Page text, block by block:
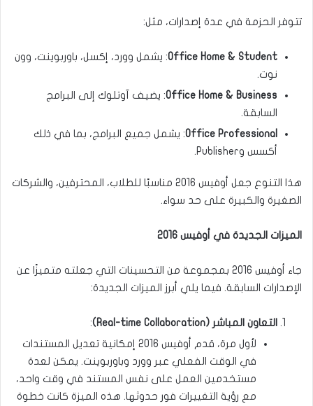
تتوفر الحزمة في عدة إصدارات، مثل:
Office Home & Student: يشمل وورد، إكسل، باوربوينت، وون
نوت.
Office Home & Business: يضيف آوتلوك إلى البرامج
السابقة.
Office Professional: يشمل جميع البرامج، بما في ذلك
أكسس وPublisher.
هذا التنوع جعل أوفيس 2016 مناسبًا للطلاب، المحترفين، والشركات
الصغيرة والكبيرة على حد سواء.
الميزات الجديدة في أوفيس 2016
جاء أوفيس 2016 بمجموعة من التحسينات التي جعلته متميزًا عن
الإصدارات السابقة. فيما يلي أبرز الميزات الجديدة:
التعاون المباشر (Real-time Collaboration)
:
لأول مرة، قدم أوفيس 2016 إمكانية تعديل المستندات
في الوقت الفعلي عبر وورد وباوربوينت. يمكن لعدة
مستخدمين العمل على نفس المستند في وقت واحد،
مع رؤية التغييرات فور حدوثها. هذه الميزة كانت خطوة